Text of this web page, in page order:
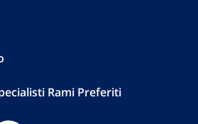
Rami Preferiti